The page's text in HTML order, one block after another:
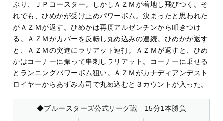
ぶり、ＪＰコースター。しかしＡＺＭが着地し飛びつく。そ
れでも、ひめかが受け止めパワーボム。決まったと思われた
がＡＺＭが返す。ひめかは再度アルゼンチンから叩きつけ
る。ＡＺＭがカバーを反転し丸め込みの連続。ひめかが返す
と、ＡＺＭの突進にラリアット連打。ＡＺＭが返すと、ひめ
かはコーナーに振って串刺しラリアット。コーナーに乗せる
とランニングパワーボム狙い。ＡＺＭがカナディアンデスト
ロイヤーからあずみ寿司で丸め込むと３カウントが入った。
◆ブルースターズ公式リーグ戦 15分1本勝負